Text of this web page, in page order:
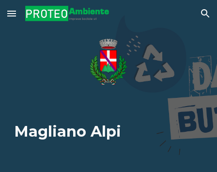
Skip to main content Skip to navigation
Magliano Alpi